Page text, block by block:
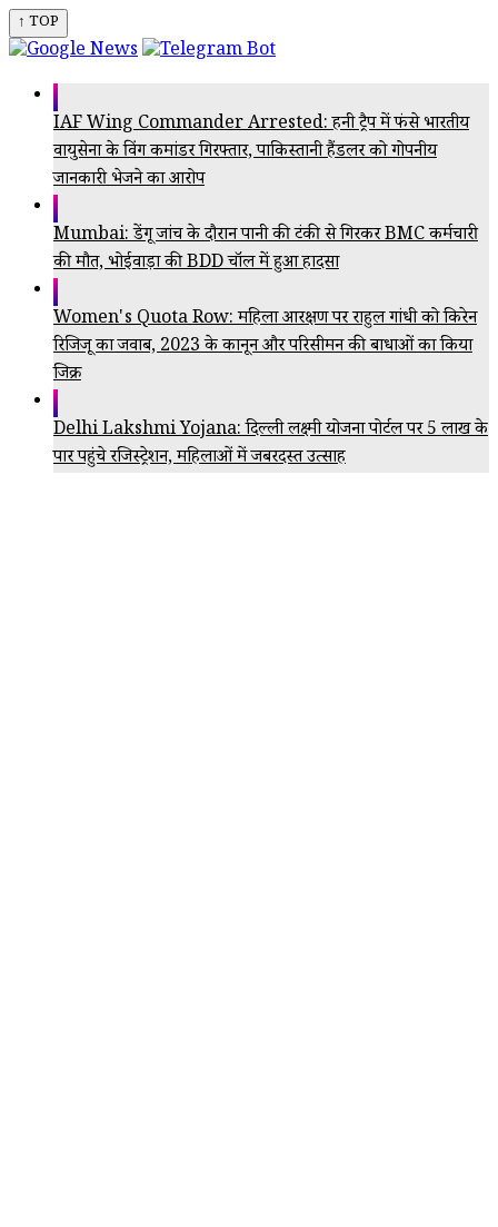
↑ TOP
IAF Wing Commander Arrested: हनी ट्रैप में फंसे भारतीय
वायुसेना के विंग कमांडर गिरफ्तार, पाकिस्तानी हैंडलर को गोपनीय
जानकारी भेजने का आरोप
Mumbai: डेंगू जांच के दौरान पानी की टंकी से गिरकर BMC कर्मचारी
की मौत, भोईवाड़ा की BDD चॉल में हुआ हादसा
Women's Quota Row: महिला आरक्षण पर राहुल गांधी को किरेन
रिजिजू का जवाब, 2023 के कानून और परिसीमन की बाधाओं का किया
जिक्र
Delhi Lakshmi Yojana: दिल्ली लक्ष्मी योजना पोर्टल पर 5 लाख के
पार पहुंचे रजिस्ट्रेशन, महिलाओं में जबरदस्त उत्साह